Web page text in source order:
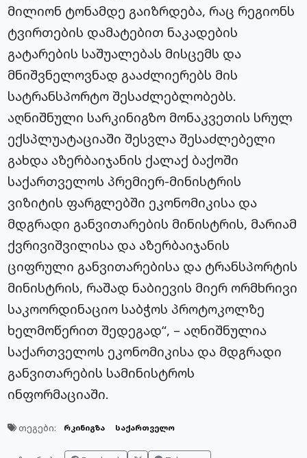
მილიონ ტონამდე გაიზრდება, რაც რეგიონს
ტვირთების დამატებით ნაკადების
გატარების საშუალებას მისცემს და
მნიშვნელოვნად გააძლიერებს მის
სატრანსპორტო შესაძლებლობებს.
აღნიშნული სარკინიგზო მონაკვეთის სრულ
ექსპლუატაციაში შესვლა შესაძლებელი
გახდა აზერბაიჯანის ქალაქ ბაქოში
საქართველოს პრემიერ-მინისტრის
ვიზიტის ფარგლებში ეკონომიკისა და
მდგრადი განვითარების მინისტრის, მარიამ
ქვრივიშვილისა და აზერბაიჯანის
ციფრული განვითარებისა და ტრანსპორტის
მინისტრის, რაშად ნაბიევის მიერ ორმხრივი
საკოორდინაციო საბჭოს პროტოკოლზე
ხელმოწერით შედეგად“, – აღნიშნულია
საქართველოს ეკონომიკისა და მდგრადი
განვითარების სამინისტროს
ინფორმაციაში.
თეგები: რკინიგზა საქართველო